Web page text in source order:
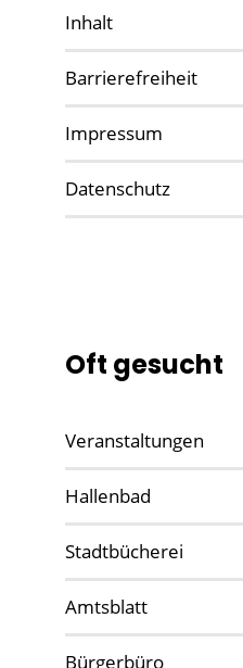
Inhalt
Barrierefreiheit
Impressum
Datenschutz
Oft gesucht
Veranstaltungen
Hallenbad
Stadtbücherei
Amtsblatt
Bürgerbüro